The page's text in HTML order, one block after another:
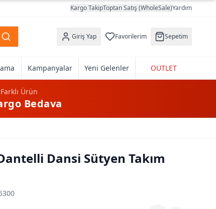
Kargo TakipToptan Satış (WholeSale)Yardım
Giriş Yap Favorilerim Sepetim
Kampanyalar Yeni Gelenler OUTLET
Ürün
Bedava
Dansi Sütyen Takım